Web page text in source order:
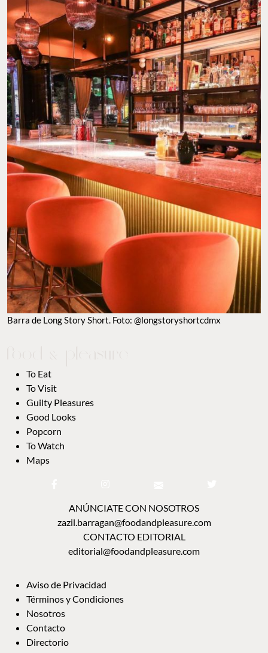
Barra de Long Story Short. Foto: @longstoryshortcdmx
To Eat
To Visit
Guilty Pleasures
Good Looks
Popcorn
To Watch
Maps
ANÚNCIATE CON NOSOTROS
zazil.barragan@foodandpleasure.com
CONTACTO EDITORIAL
editorial@foodandpleasure.com
Aviso de Privacidad
Términos y Condiciones
Nosotros
Contacto
Directorio